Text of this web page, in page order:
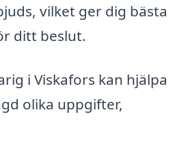
vilket ger dig bästa
ditt beslut.
i Viskafors kan hjälpa
olika uppgifter,